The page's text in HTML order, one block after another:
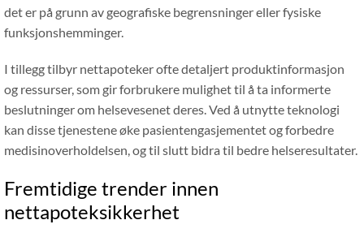
det er på grunn av geografiske begrensninger eller fysiske
funksjonshemminger.
I tillegg tilbyr nettapoteker ofte detaljert produktinformasjon
og ressurser, som gir forbrukere mulighet til å ta informerte
beslutninger om helsevesenet deres. Ved å utnytte teknologi
kan disse tjenestene øke pasientengasjementet og forbedre
medisinoverholdelsen, og til slutt bidra til bedre helseresultater.
Fremtidige trender innen
nettapoteksikkerhet